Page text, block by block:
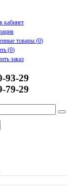
кабинет
товары (0)
(0)
заказ
93-29
79-29